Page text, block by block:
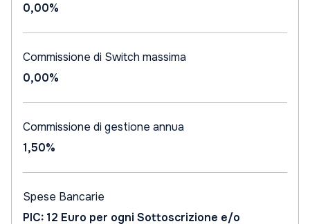
0,00%
Commissione di Switch massima
0,00%
Commissione di gestione annua
1,50%
Spese Bancarie
PIC: 12 Euro per ogni Sottoscrizione e/o